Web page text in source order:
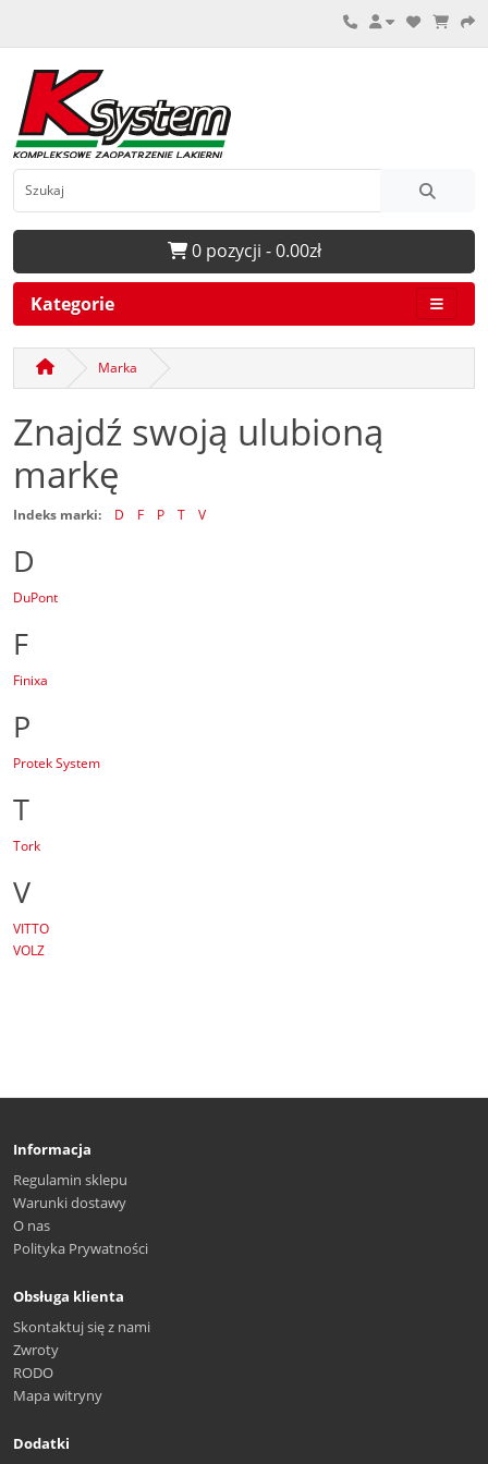
0 pozycji - 0.00zł
Kategorie
Marka
Znajdź swoją ulubioną
markę
Indeks marki: D F P T V
D
DuPont
F
Finixa
P
Protek System
T
Tork
V
VITTO
VOLZ
Informacja
Regulamin sklepu
Warunki dostawy
O nas
Polityka Prywatności
Obsługa klienta
Skontaktuj się z nami
Zwroty
RODO
Mapa witryny
Dodatki